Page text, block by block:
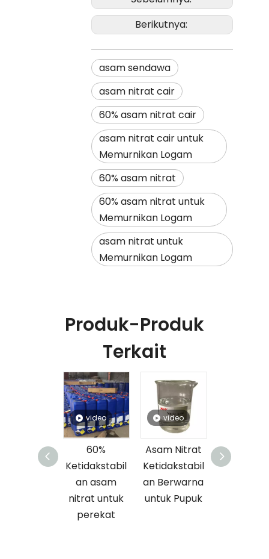
Berikutnya:
asam sendawa
asam nitrat cair
60% asam nitrat cair
asam nitrat cair untuk
Memurnikan Logam
60% asam nitrat
60% asam nitrat untuk
Memurnikan Logam
asam nitrat untuk
Memurnikan Logam
Produk-Produk
Terkait
video
Asam Nitrat
Ketidakstabil
an Berwarna
untuk Pupuk
video
68% Asam
Nitrat Cair
untuk
Perekat
Asam